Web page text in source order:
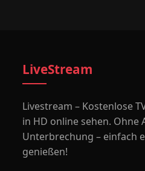
LiveStream
Livestream – Kostenlose
in HD online sehen. Ohne
Unterbrechung – einfach
genießen!